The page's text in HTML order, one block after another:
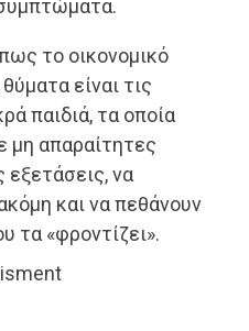
το οικονομικό
είναι τις
παιδιά, τα οποία
μη απαραίτητες
να
και να πεθάνουν
τα «φροντίζει».